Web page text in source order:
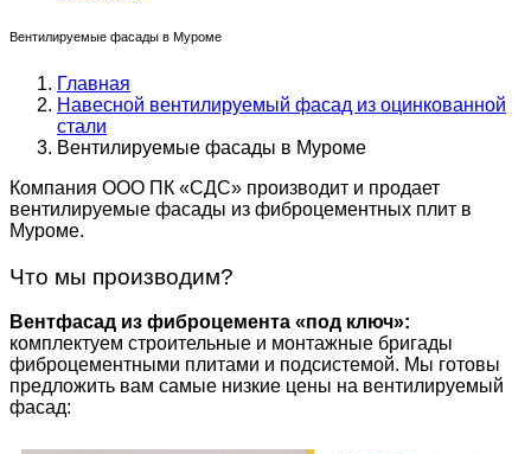
Вентилируемые фасады в Муроме
Главная
Навесной вентилируемый фасад из оцинкованной
стали
Вентилируемые фасады в Муроме
Компания ООО ПК «СДС» производит и продает
вентилируемые фасады из фиброцементных плит в
Муроме.
Что мы производим?
Вентфасад из фиброцемента «под ключ»:
комплектуем строительные и монтажные бригады
фиброцементными плитами и подсистемой. Мы готовы
предложить вам самые низкие цены на вентилируемый
фасад: